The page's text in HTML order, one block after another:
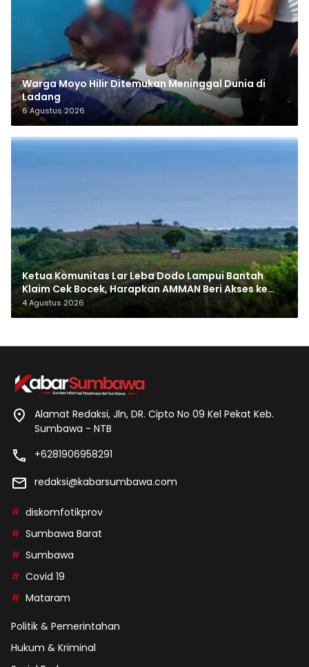
Warga Moyo Hilir Ditemukan Meninggal Dunia di
Ladang
6 Agustus 2026
Ketua Komunitas Lar Leba Dodo Lampui Bantah
Klaim Cek Bocek, Harapkan AMMAN Beri Akses ke
Makam Leluhur
4 Agustus 2026
Alamat Redaksi, Jln, DR. Cipto No 09 Kel Pekat Keb.
Sumbawa - NTB
+6281906958291
redaksi@kabarsumbawa.com
diskomfotikprov
Sumbawa Barat
Sumbawa
Covid 19
Mataram
Politik & Pemerintahan
Hukum & Kriminal